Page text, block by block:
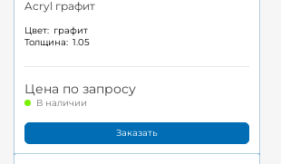
Acryl графит
Цвет: графит
Толщина: 1.05
Цена по запросу
В наличии
Заказать